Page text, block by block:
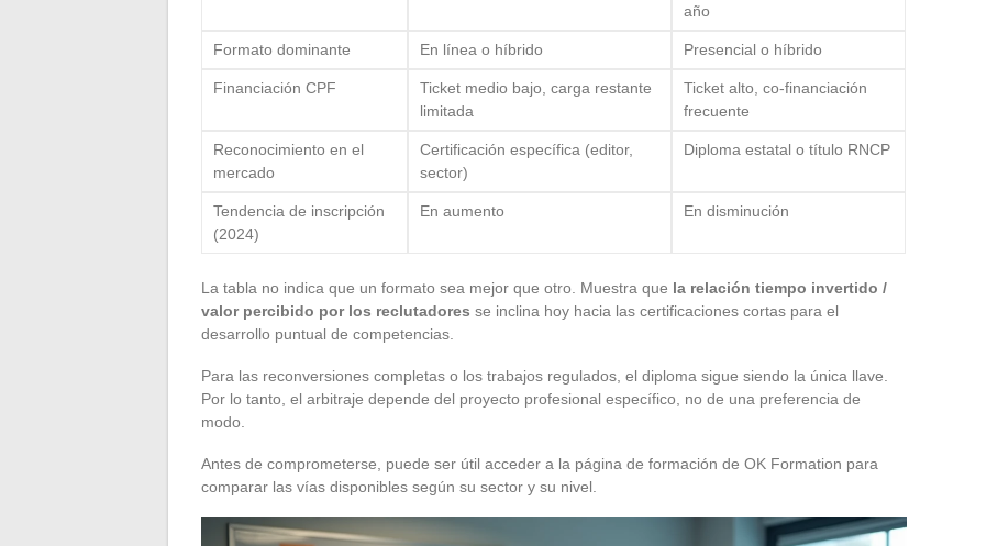
año
Formato dominante En línea o híbrido Presencial o híbrido
Financiación CPF
Ticket medio bajo, carga restante
limitada
Ticket alto, co-financiación
frecuente
Reconocimiento en el
mercado
Certificación específica (editor,
sector)
Diploma estatal o título RNCP
Tendencia de inscripción
(2024)
En aumento En disminución
La tabla no indica que un formato sea mejor que otro. Muestra que la relación tiempo invertido /
valor percibido por los reclutadores se inclina hoy hacia las certificaciones cortas para el
desarrollo puntual de competencias.
Para las reconversiones completas o los trabajos regulados, el diploma sigue siendo la única llave.
Por lo tanto, el arbitraje depende del proyecto profesional específico, no de una preferencia de
modo.
Antes de comprometerse, puede ser útil acceder a la página de formación de OK Formation para
comparar las vías disponibles según su sector y su nivel.